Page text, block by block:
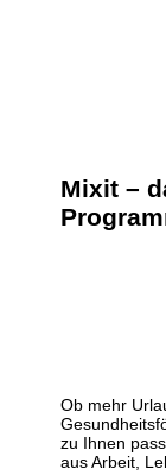
Mixit –
Ob mehr
zu Ihnen
aus Arbeit,